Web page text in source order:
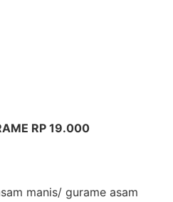
RP 19.000
manis/ gurame asam